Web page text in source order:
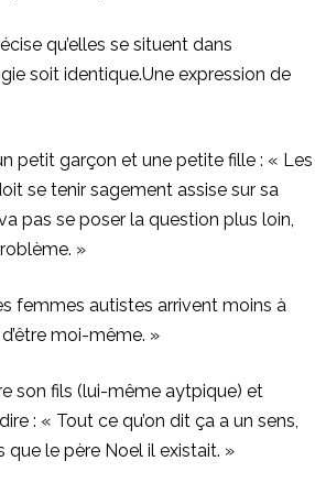
qu’elles se situent dans
soit identique.Une expression de
petit garçon et une petite fille : « Les
se tenir sagement assise sur sa
pas se poser la question plus loin,
»
femmes autistes arrivent moins à
moi-même. »
son fils (lui-même aytpique) et
: « Tout ce qu’on dit ça a un sens,
que le père Noel il existait. »